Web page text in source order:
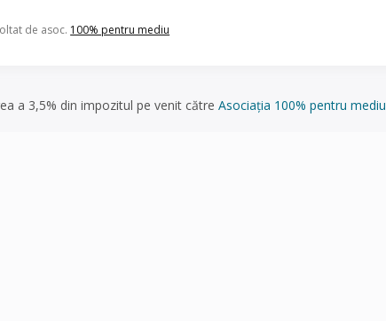
de asoc. 100% pentru mediu
a 3,5% din impozitul pe venit către Asociația 100% pentru mediu